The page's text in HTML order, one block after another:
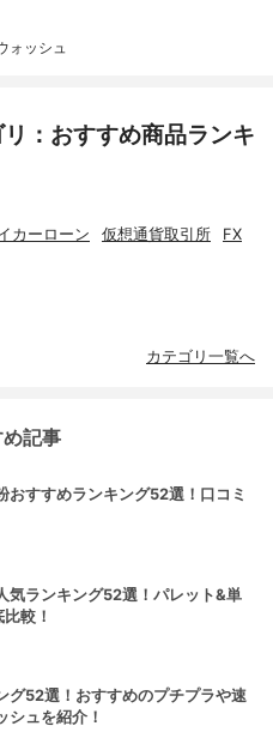
ォッシュ
：おすすめ商品ランキ
カーローン 仮想通貨取引所 FX
カテゴリ一覧へ
記事
おすすめランキング52選！口コミ
気ランキング52選！パレット&単
較！
グ52選！おすすめのプチプラや速
シュを紹介！